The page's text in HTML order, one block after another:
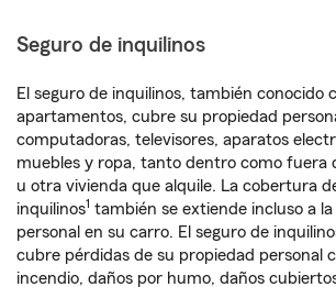
Seguro de inquilinos
El seguro de inquilinos, también conocido
apartamentos, cubre su propiedad
computadoras, televisores, aparatos
muebles y ropa, tanto dentro como fuera
u otra vivienda que alquile. La cobertura
inquilinos1 también se extiende incluso a
personal en su carro. El seguro de
cubre pérdidas de su propiedad personal
incendio, daños por humo, daños